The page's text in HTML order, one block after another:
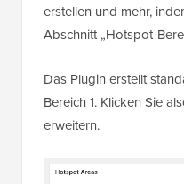
erstellen und mehr,
Abschnitt „Hotspot-
Das Plugin erstellt
Bereich 1. Klicken Sie
erweitern.